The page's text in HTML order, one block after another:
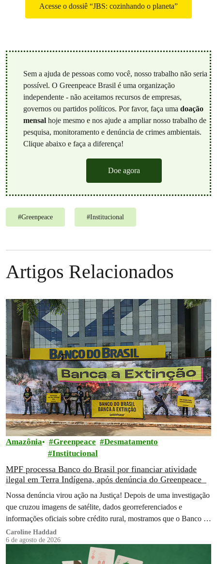
Acesse o dossiê “JBS: cozinhando o planeta”
Sem a ajuda de pessoas como você, nosso trabalho não seria
possível. O Greenpeace Brasil é uma organização
independente - não aceitamos recursos de empresas,
governos ou partidos políticos. Por favor, faça uma doação
mensalhoje mesmo e nos ajude a ampliar nosso trabalho de
pesquisa, monitoramento e denúncia de crimes ambientais.
Clique abaixo e faça a diferença!
Doe agora
#Greenpeace #Institucional
Artigos Relacionados
Amazônia Greenpeace
Desmatamento
Institucional
MPF processa Banco do Brasil por financiar atividade
ilegal em Terra Indígena, após denúncia do Greenpeace
Nossa denúncia virou ação na Justiça! Depois de uma investigação
que cruzou imagens de satélite, dados georreferenciados e
informações oficiais sobre crédito rural, mostramos que o Banco do
Brasil financiou…
Caroline Haddad
6 de agosto de 2026